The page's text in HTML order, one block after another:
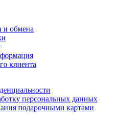
и обмена
клиента
персональных данных
подарочными картами